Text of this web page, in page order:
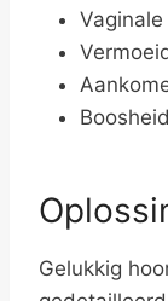
Gelukkig